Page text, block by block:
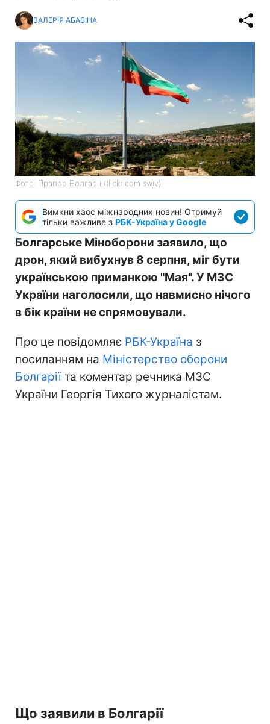
ВАЛЕРІЯ АБАБІНА
Фото: Прапор Болгарії (flickr com swiv)
Вимкни хаос міжнародних новин! Отримуй
тільки важливе з РБК-Україна у Google
Болгарське Міноборони заявило, що
дрон, який вибухнув 8 серпня, міг бути
українською приманкою "Мая". У МЗС
України наголосили, що навмисно нічого
в бік країни не спрямовували.
Про це повідомляє РБК-Україна з
посиланням на Міністерство оборони
Болгаріїта коментар речника МЗС
України Георгія Тихого журналістам.
Що заявили в Болгарії